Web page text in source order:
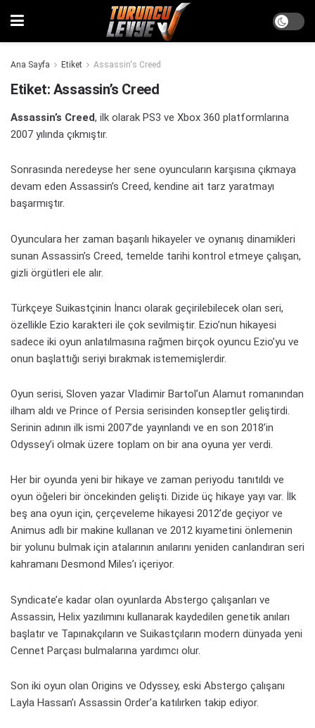
Ana Sayfa Etiket Assassin's Creed
Etiket: Assassin’s Creed
Assassin’s Creed, ilk olarak PS3 ve Xbox 360 platformlarına
2007 yılında çıkmıştır.
Sonrasında neredeyse her sene oyuncuların karşısına çıkmaya
devam eden Assassin’s Creed, kendine ait tarz yaratmayı
başarmıştır.
Oyunculara her zaman başarılı hikayeler ve oynanış dinamikleri
sunan Assassin’s Creed, temelde tarihi kontrol etmeye çalışan,
gizli örgütleri ele alır.
Türkçeye Suikastçinin İnancı olarak geçirilebilecek olan seri,
özellikle Ezio karakteri ile çok sevilmiştir. Ezio’nun hikayesi
sadece iki oyun anlatılmasına rağmen birçok oyuncu Ezio’yu ve
onun başlattığı seriyi bırakmak istememişlerdir.
Oyun serisi, Sloven yazar Vladimir Bartol’un Alamut romanından
ilham aldı ve Prince of Persia serisinden konseptler geliştirdi.
Serinin adının ilk ismi 2007’de yayınlandı ve en son 2018’in
Odyssey’i olmak üzere toplam on bir ana oyuna yer verdi.
Her bir oyunda yeni bir hikaye ve zaman periyodu tanıtıldı ve
oyun öğeleri bir öncekinden gelişti. Dizide üç hikaye yayı var. İlk
beş ana oyun için, çerçeveleme hikayesi 2012’de geçiyor ve
Animus adlı bir makine kullanan ve 2012 kıyametini önlemenin
bir yolunu bulmak için atalarının anılarını yeniden canlandıran seri
kahramanı Desmond Miles’ı içeriyor.
Syndicate’e kadar olan oyunlarda Abstergo çalışanları ve
Assassin, Helix yazılımını kullanarak kaydedilen genetik anıları
başlatır ve Tapınakçıların ve Suikastçıların modern dünyada yeni
Cennet Parçası bulmalarına yardımcı olur.
Son iki oyun olan Origins ve Odyssey, eski Abstergo çalışanı
Layla Hassan’ı Assassin Order’a katılırken takip ediyor.